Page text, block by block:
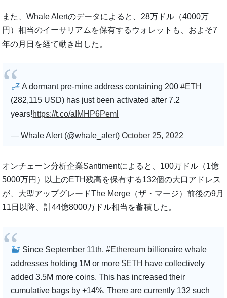
また、Whale Alertのデータによると、28万ドル（4000万
円）相当のイーサリアムを保有するウォレットも、およそ7
年の月日を経て動き出した。
A dormant pre-mine address containing 200 #ETH
(282,115 USD) has just been activated after 7.2
years!https://t.co/aIMHP6Peml
— Whale Alert (@whale_alert)October 25, 2022
オンチェーン分析企業Santimentによると、100万ドル（1億
5000万円）以上のETH残高を保有する132個の大口アドレス
が、大型アップグレードThe Merge（ザ・マージ）前後の9月
11日以降、計44億8000万ドル相当を蓄積した。
Since September 11th, #Ethereumbillionaire whale
addresses holding 1M or more$ETH have collectively
added 3.5M more coins. This has increased their
cumulative bags by +14%. There are currently 132 such